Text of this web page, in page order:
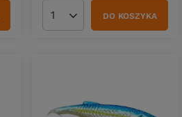
Ilość produktówDO KOSZYKA